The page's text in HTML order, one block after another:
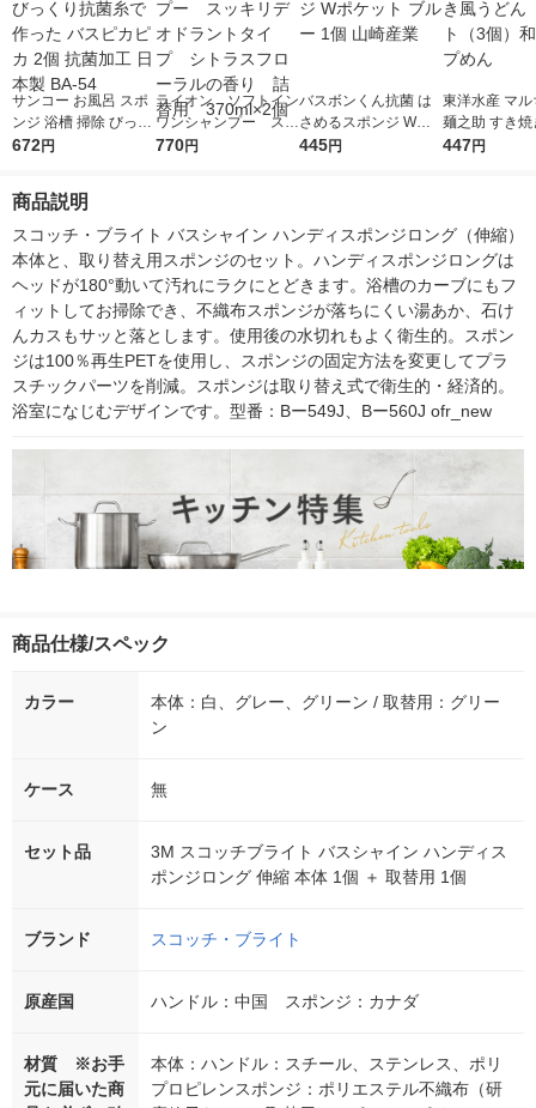
サンコー お風呂 スポ
ンジ 浴槽 掃除 びっく
り抗菌糸で作った バ
672円
ライオン ソフトイン
ワンシャンプー スッ
キリデオドラントタイ
770円
バスボンくん抗菌 は
さめるスポンジ Wポ
ケット ブルー 1個 山
445円
東洋水産 マル
麺之助 すき焼
どん 1セッ
447円
商品説明
スコッチ・ブライト バスシャイン ハンディスポンジロング（伸縮）
本体と、取り替え用スポンジのセット。ハンディスポンジロングは
ヘッドが180°動いて汚れにラクにとどきます。浴槽のカーブにもフ
ィットしてお掃除でき、不織布スポンジが落ちにくい湯あか、石け
んカスもサッと落とします。使用後の水切れもよく衛生的。スポン
ジは100％再生PETを使用し、スポンジの固定方法を変更してプラ
スチックパーツを削減。スポンジは取り替え式で衛生的・経済的。
浴室になじむデザインです。型番：Bー549J、Bー560J ofr_new
商品仕様/スペック
カラー
本体：白、グレー、グリーン / 取替用：グリー
ン
ケース 無
セット品
3M スコッチブライト バスシャイン ハンディス
ポンジロング 伸縮 本体 1個 ＋ 取替用 1個
ブランド スコッチ・ブライト
原産国 ハンドル：中国 スポンジ：カナダ
材質 ※お手
元に届いた商
本体：ハンドル：スチール、ステンレス、ポリ
プロピレンスポンジ：ポリエステル不織布（研